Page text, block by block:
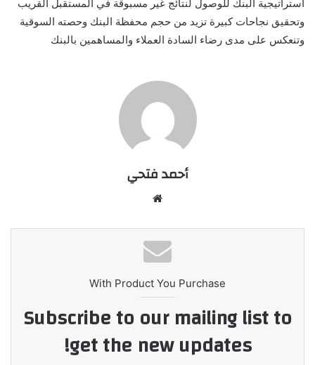
استراتيجية البنك للوصول لنتائج غير مسبوقة في المستقبل القريب
وتحقيق نجاحات كبيرة تزيد من حجم محفظة البنك وحصته السوقية
وتنعكس على مدى رضاء السادة العملاء والمساهمين بالبنك
أحمد فتحي
With Product You Purchase
Subscribe to our mailing list to
get the new updates!